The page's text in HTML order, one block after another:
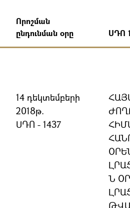
Որոշման
ընդունման օրը
ՍԴՈ
14 դեկտեմբերի
2018թ.
ՍԴՈ - 1437
Ն